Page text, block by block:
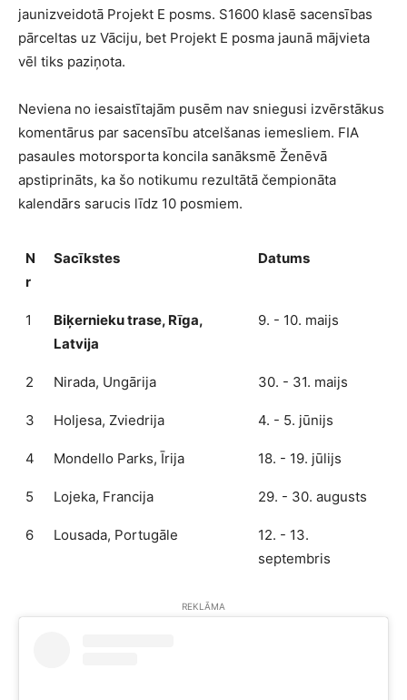
jaunizveidotā Projekt E posms. S1600 klasē sacensības
pārceltas uz Vāciju, bet Projekt E posma jaunā mājvieta
vēl tiks paziņota.
Neviena no iesaistītajām pusēm nav sniegusi izvērstākus
komentārus par sacensību atcelšanas iemesliem. FIA
pasaules motorsporta koncila sanāksmē Ženēvā
apstiprināts, ka šo notikumu rezultātā čempionāta
kalendārs sarucis līdz 10 posmiem.
N
r
Sacīkstes Datums
1
Biķernieku trase, Rīga,
Latvija
9. - 10. maijs
2 Nirada, Ungārija 30. - 31. maijs
3 Holjesa, Zviedrija 4. - 5. jūnijs
4 Mondello Parks, Īrija 18. - 19. jūlijs
5 Lojeka, Francija 29. - 30. augusts
6 Lousada, Portugāle
12. - 13.
septembris
REKLĀMA